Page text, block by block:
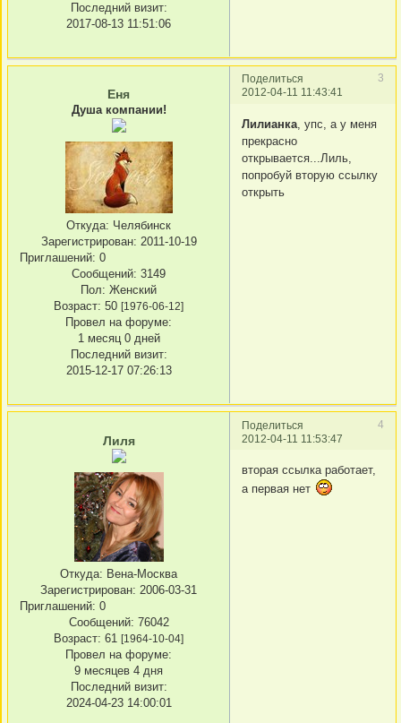
Последний визит:
2017-08-13 11:51:06
Поделиться
3
2012-04-11 11:43:41
Еня
Душа компании!
Откуда: Челябинск
Зарегистрирован: 2011-10-19
Приглашений: 0
Сообщений: 3149
Пол: Женский
Возраст: 50 [1976-06-12]
Провел на форуме:
1 месяц 0 дней
Последний визит:
2015-12-17 07:26:13
Лилианка , упс, а у меня
прекрасно
открывается...Лиль,
попробуй вторую ссылку
открыть
Поделиться
4
2012-04-11 11:53:47
Лиля
Откуда: Вена-Москва
Зарегистрирован: 2006-03-31
Приглашений: 0
Сообщений: 76042
Возраст: 61 [1964-10-04]
Провел на форуме:
9 месяцев 4 дня
Последний визит:
2024-04-23 14:00:01
вторая ссылка работает,
а первая нет